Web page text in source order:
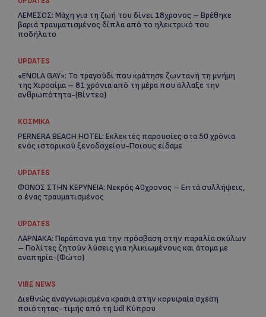
ΛΕΜΕΣΟΣ: Μάχη για τη ζωή του δίνει 18χρονος – Βρέθηκε
βαριά τραυματισμένος δίπλα από το ηλεκτρικό του
ποδήλατο
UPDATES
«ENOLA GAY»: Το τραγούδι που κράτησε ζωντανή τη μνήμη
της Χιροσίμα – 81 χρόνια από τη μέρα που άλλαξε την
ανθρωπότητα-(Bίντεο)
ΚΟΣΜΙΚΑ
PERNERA BEACH HOTEL: Εκλεκτές παρουσίες στα 50 χρόνια
ενός ιστορικού ξενοδοχείου-Ποιους είδαμε
UPDATES
ΦΟΝΟΣ ΣΤΗΝ ΚΕΡΥΝΕΙΑ: Νεκρός 40χρονος – Επτά συλλήψεις,
ο ένας τραυματισμένος
UPDATES
ΛΑΡΝΑΚΑ: Παράπονα για την πρόσβαση στην παραλία σκύλων
– Πολίτες ζητούν λύσεις για ηλικιωμένους και άτομα με
αναπηρία-(Φώτο)
VIBE NEWS
Διεθνώς αναγνωρισμένα κρασιά στην κορυφαία σχέση
ποιότητας-τιμής από τη Lidl Κύπρου